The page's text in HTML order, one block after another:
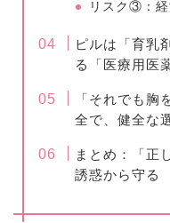
リスク③：経
ピルは「育乳
る「医療用医
「それでも胸
全で、健全な
まとめ：「正
誘惑から守る